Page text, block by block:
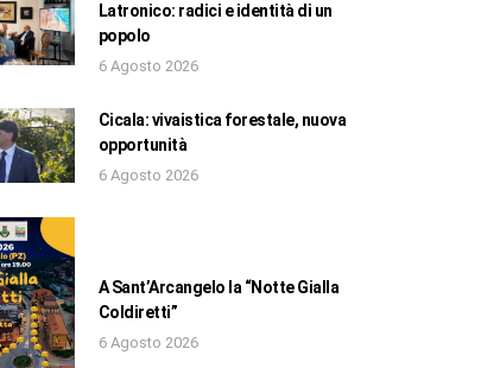
Latronico: radici e identità di un
popolo
6 Agosto 2026
Cicala: vivaistica forestale, nuova
opportunità
6 Agosto 2026
A Sant’Arcangelo la “Notte Gialla
Coldiretti”
6 Agosto 2026